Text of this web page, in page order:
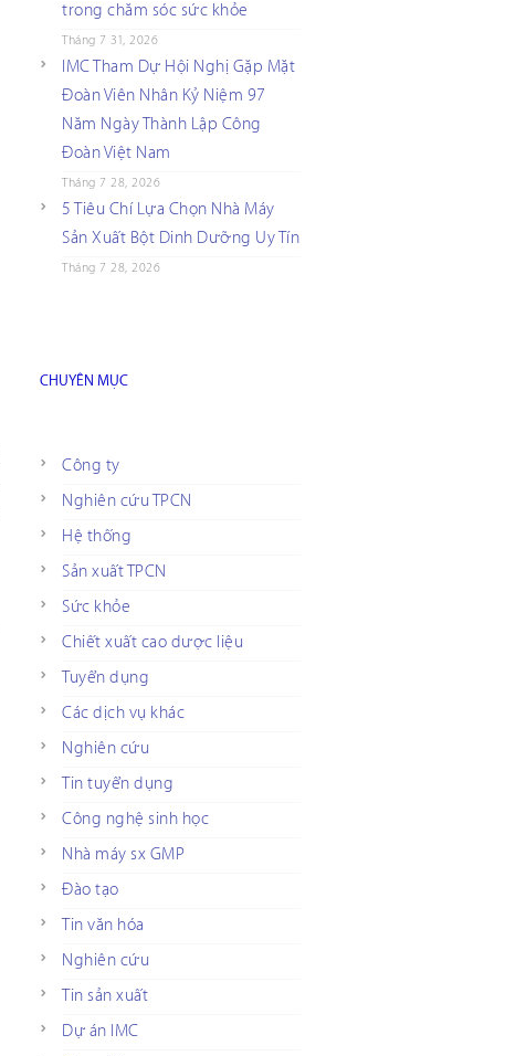
trong chăm sóc sức khỏe
Tháng 7 31, 2026
IMC Tham Dự Hội Nghị Gặp Mặt
Đoàn Viên Nhân Kỷ Niệm 97
Năm Ngày Thành Lập Công
Đoàn Việt Nam
Tháng 7 28, 2026
5 Tiêu Chí Lựa Chọn Nhà Máy
Sản Xuất Bột Dinh Dưỡng Uy Tín
Tháng 7 28, 2026
CHUYÊN MỤC
Công ty
Nghiên cứu TPCN
Hệ thống
Sản xuất TPCN
Sức khỏe
Chiết xuất cao dược liệu
Tuyển dụng
Các dịch vụ khác
Nghiên cứu
Tin tuyển dụng
Công nghệ sinh học
Nhà máy sx GMP
Đào tạo
Tin văn hóa
Nghiên cứu
Tin sản xuất
Dự án IMC